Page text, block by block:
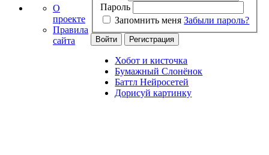
Пароль
Запомнить меня Забыли пароль?
Хобот и кисточка
Бумажный Слонёнок
Баттл Нейросетей
Дорисуй картинку
О
проекте
Правила
сайта